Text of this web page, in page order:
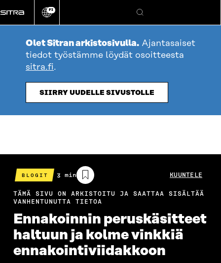
suoraan
sisältöön
Vaihda
kieli
FI
Hae
Olet Sitran arkistosivulla. Ajantasaiset
tiedot työstämme löydät osoitteesta
sitra.fi.
SIIRRY UUDELLE SIVUSTOLLE
BLOGIT
Arvioitu
lukuaika
3 min KUUNTELE
TÄMÄ SIVU ON ARKISTOITU JA SAATTAA SISÄLTÄÄ
VANHENTUNUTTA TIETOA
Ennakoinnin peruskäsitteet
haltuun ja kolme vinkkiä
ennakointiviidakkoon